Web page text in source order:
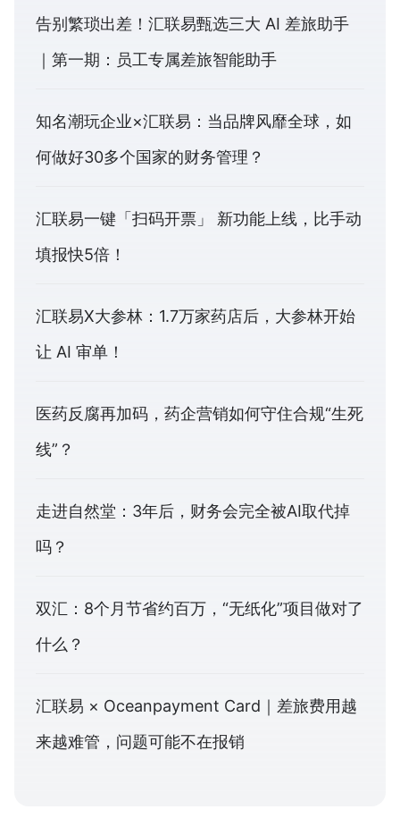
告别繁琐出差！汇联易甄选三大 AI 差旅助手
｜第一期：员工专属差旅智能助手
知名潮玩企业×汇联易：当品牌风靡全球，如
何做好30多个国家的财务管理？
汇联易一键「扫码开票」 新功能上线，比手动
填报快5倍！
汇联易X大参林：1.7万家药店后，大参林开始
让 AI 审单！
医药反腐再加码，药企营销如何守住合规“生死
线”？
走进自然堂：3年后，财务会完全被AI取代掉
吗？
双汇：8个月节省约百万，“无纸化”项目做对了
什么？
汇联易 × Oceanpayment Card｜差旅费用越
来越难管，问题可能不在报销